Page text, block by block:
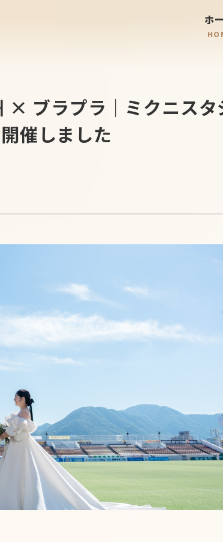
ホ
× ブラプラ｜ミクニスタ
催しました